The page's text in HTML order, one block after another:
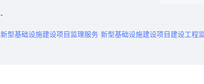
新型基础设施建设项目监理服务 新型基础设施建设项目建设工程